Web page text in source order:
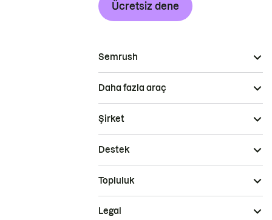
Ücretsiz dene
Semrush
Daha fazla araç
Şirket
Destek
Topluluk
Legal